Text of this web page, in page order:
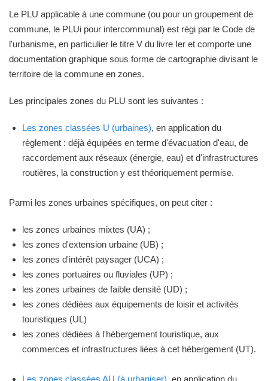
Le PLU applicable à une commune (ou pour un groupement de
commune, le PLUi pour intercommunal) est régi par le Code de
l'urbanisme, en particulier le titre V du livre Ier et comporte une
documentation graphique sous forme de cartographie divisant le
territoire de la commune en zones.
Les principales zones du PLU sont les suivantes :
Les zones classées U (urbaines), en application du
règlement : déjà équipées en terme d'évacuation d'eau, de
raccordement aux réseaux (énergie, eau) et d'infrastructures
routières, la construction y est théoriquement permise.
Parmi les zones urbaines spécifiques, on peut citer :
les zones urbaines mixtes (UA) ;
les zones d'extension urbaine (UB) ;
les zones d'intérêt paysager (UCA) ;
les zones portuaires ou fluviales (UP) ;
les zones urbaines de faible densité (UD) ;
les zones dédiées aux équipements de loisir et activités
touristiques (UL)
les zones dédiées à l'hébergement touristique, aux
commerces et infrastructures liées à cet hébergement (UT).
Les zones classées AU (à urbaniser), en application du